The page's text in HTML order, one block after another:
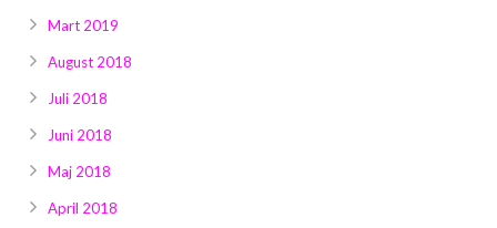
Mart 2019
August 2018
Juli 2018
Juni 2018
Maj 2018
April 2018